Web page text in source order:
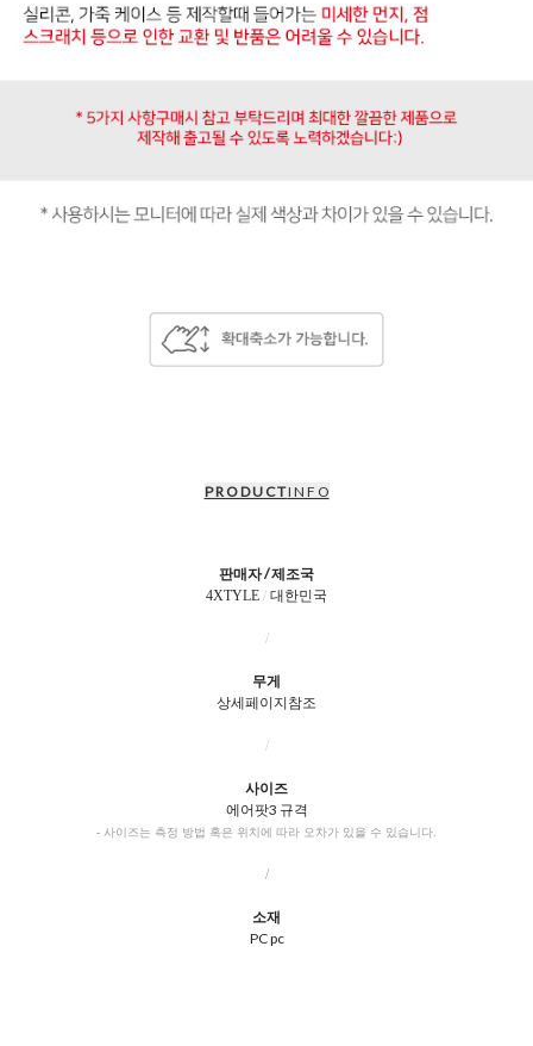
P R O D U C TI N F O
판매자 / 제조국
4XTYLE / 대한민국
/
무게
상세페이지참조
/
사이즈
에어팟3 규격
- 사이즈는 측정 방법 혹은 위치에 따라 오차가 있을 수 있습니다.
/
소재
PC pc